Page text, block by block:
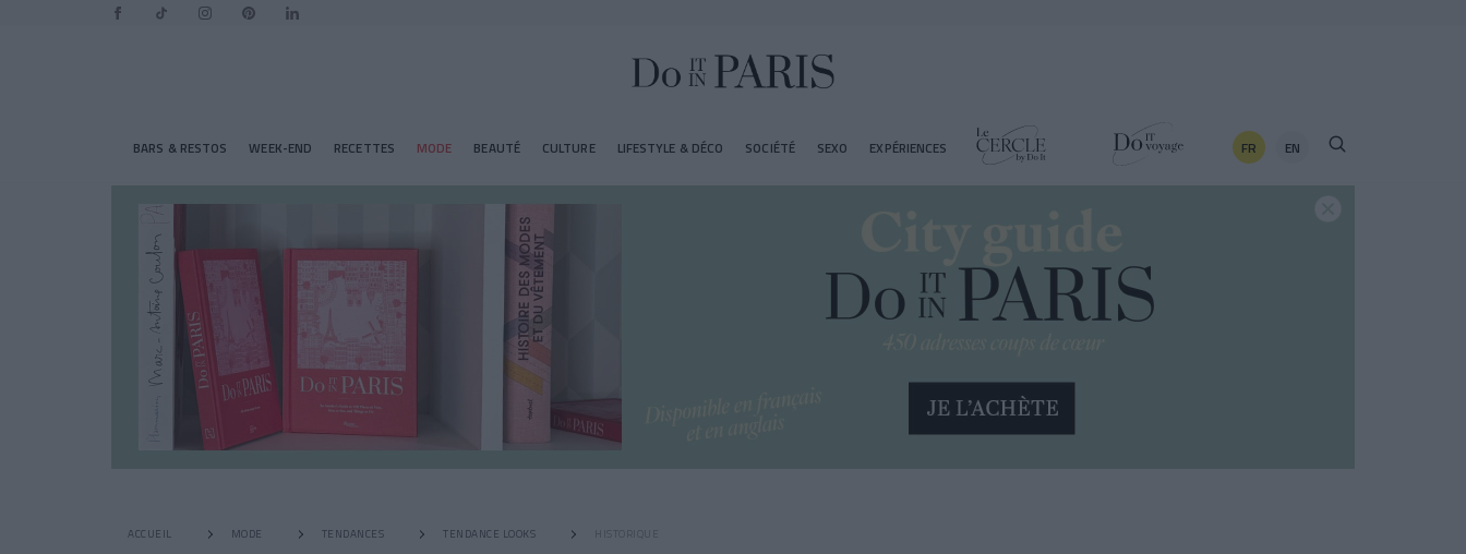
BARS & RESTOS WEEK-END RECETTES MODE BEAUTÉ CULTURE LIFESTYLE & DÉCO SOCIÉTÉ SEXO EXPÉRIENCES FR EN
ACCUEIL MODE TENDANCES TENDANCE LOOKS HISTORIQUE